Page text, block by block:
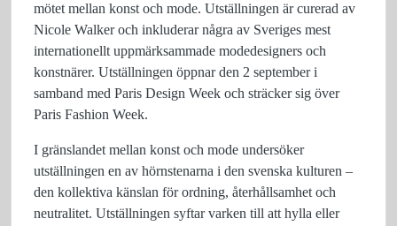
mötet mellan konst och mode. Utställningen är curerad av
Nicole Walker och inkluderar några av Sveriges mest
internationellt uppmärksammade modedesigners och
konstnärer. Utställningen öppnar den 2 september i
samband med Paris Design Week och sträcker sig över
Paris Fashion Week.
I gränslandet mellan konst och mode undersöker
utställningen en av hörnstenarna i den svenska kulturen –
den kollektiva känslan för ordning, återhållsamhet och
neutralitet. Utställningen syftar varken till att hylla eller